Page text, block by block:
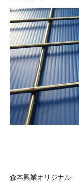
森本興業オリジナル